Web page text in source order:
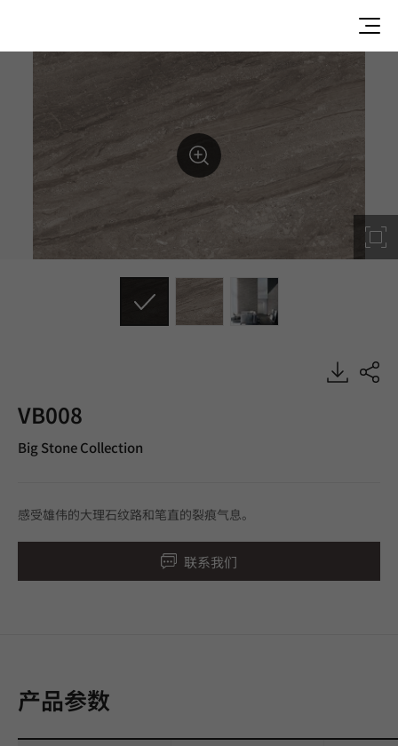
VB008
Big Stone Collection
感受雄伟的大理石纹路和笔直的裂痕气息。
联系我们
产品参数